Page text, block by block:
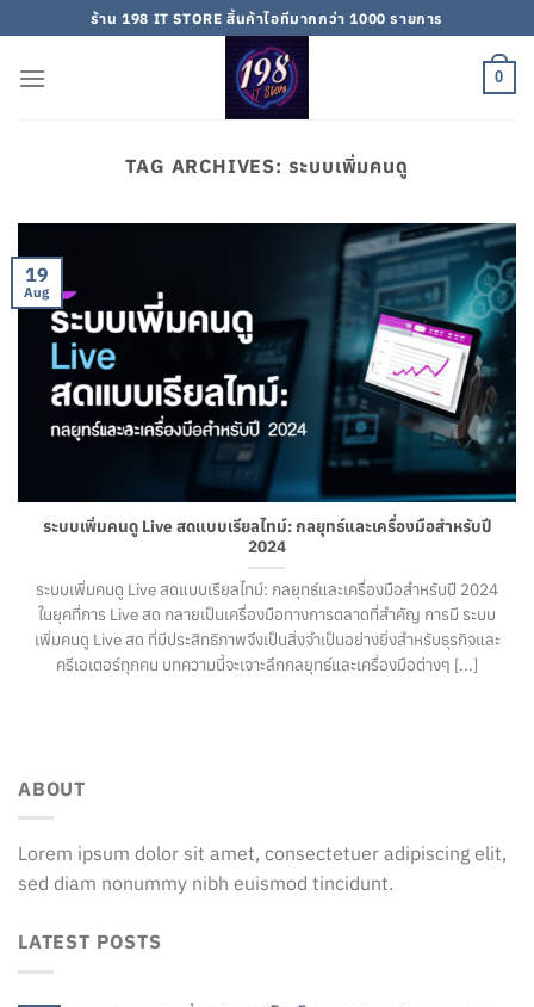
to
content
ร้าน 198 IT STORE สิ้นค้าไอทีมากกว่า 1000 รายการ
0
TAG ARCHIVES: ระบบเพิ่มคนดู
ระบบเพิ่มคนดู Live สดแบบเรียลไทม์: กลยุทธ์และเครื่องมือสำหรับปี
2024
ระบบเพิ่มคนดู Live สดแบบเรียลไทม์: กลยุทธ์และเครื่องมือสำหรับปี 2024
ในยุคที่การ Live สด กลายเป็นเครื่องมือทางการตลาดที่สำคัญ การมี ระบบ
เพิ่มคนดู Live สด ที่มีประสิทธิภาพจึงเป็นสิ่งจำเป็นอย่างยิ่งสำหรับธุรกิจและ
ครีเอเตอร์ทุกคน บทความนี้จะเจาะลึกกลยุทธ์และเครื่องมือต่างๆ [...]
19
Aug
ABOUT
Lorem ipsum dolor sit amet, consectetuer adipiscing elit,
sed diam nonummy nibh euismod tincidunt.
LATEST POSTS